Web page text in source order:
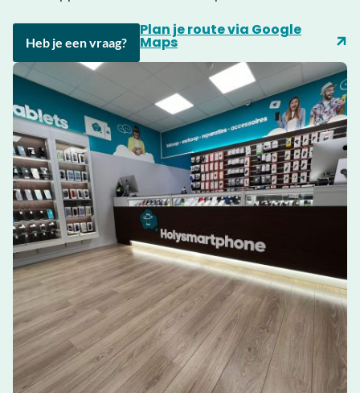
Heb je een vraag?
Plan je route via Google
Maps